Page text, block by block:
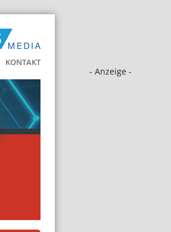
KONTAKT
- Anzeige -